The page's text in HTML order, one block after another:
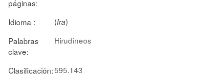
páginas:
Idioma : (fra)
Palabras
clave:
Hirudíneos
Clasificación:595.143